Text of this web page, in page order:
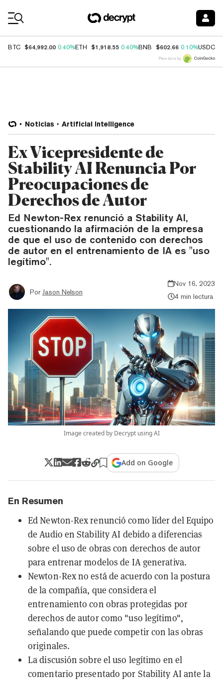
BTC $64,992.00 0.40%ETH $1,918.55 0.40%BNB $602.66 0.10%USDC
Price data by
Noticias Artificial Intelligence
Ex Vicepresidente de
Stability AI Renuncia Por
Preocupaciones de
Derechos de Autor
Ed Newton-Rex renunció a Stability AI,
cuestionando la afirmación de la empresa
de que el uso de contenido con derechos
de autor en el entrenamiento de IA es "uso
legítimo".
Por Jason Nelson
Nov 16, 2023
4 min lectura
Image created by Decrypt using AI
Add on Google
En Resumen
Ed Newton-Rex renunció como líder del Equipo
de Audio en Stability AI debido a diferencias
sobre el uso de obras con derechos de autor
para entrenar modelos de IA generativa.
Newton-Rex no está de acuerdo con la postura
de la compañía, que considera el
entrenamiento con obras protegidas por
derechos de autor como "uso legítimo",
señalando que puede competir con las obras
originales.
La discusión sobre el uso legítimo en el
comentario presentado por Stability AI ante la